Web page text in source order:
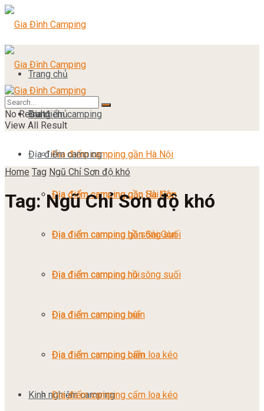
Trang chủ
Địa điểm camping
Địa điểm camping gần Hà Nội
Địa điểm camping gần Sài Gòn
Địa điểm camping hồ sông suối
Địa điểm camping núi
Địa điểm camping biển
Địa điểm camping cấm loa kéo
Kinh nghiệm camping
Trang chủ
Địa điểm camping
Địa điểm camping gần Hà Nội
Địa điểm camping gần Sài Gòn
Địa điểm camping hồ sông suối
Địa điểm camping núi
Địa điểm camping biển
Địa điểm camping cấm loa kéo
No Result
View All Result
Home Tag Ngũ Chỉ Sơn độ khó
Tag:Ngũ Chỉ Sơn độ khó